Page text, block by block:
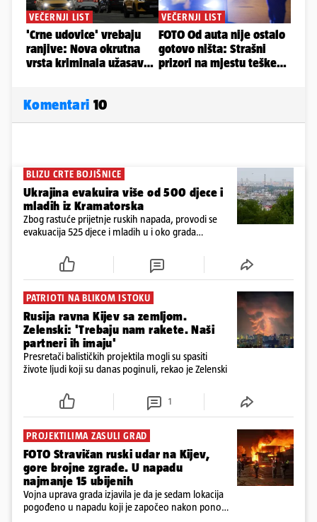
Komentari 10
BLIZU CRTE BOJIŠNICE
Ukrajina evakuira više od 500 djece i
mladih iz Kramatorska
Zbog rastuće prijetnje ruskih napada, provodi se
evakuacija 525 djece i mladih u i oko grada
PATRIOTI NA BLIKOM ISTOKU
Rusija ravna Kijev sa zemljom.
Zelenski: 'Trebaju nam rakete. Naši
partneri ih imaju'
Presretači balističkih projektila mogli su spasiti
živote ljudi koji su danas poginuli, rekao je Zelenski
1
PROJEKTILIMA ZASULI GRAD
FOTO Stravičan ruski udar na Kijev,
gore brojne zgrade. U napadu
najmanje 15 ubijenih
Vojna uprava grada izjavila je da je sedam lokacija
pogođeno u napadu koji je započeo nakon ponoći.